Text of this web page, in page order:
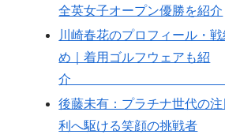
全英女子オープン優勝を紹介
川崎春花のプロフィール・
め｜着用ゴルフウェアも紹
後藤未有：プラチナ世代の
利へ駆ける笑顔の挑戦者